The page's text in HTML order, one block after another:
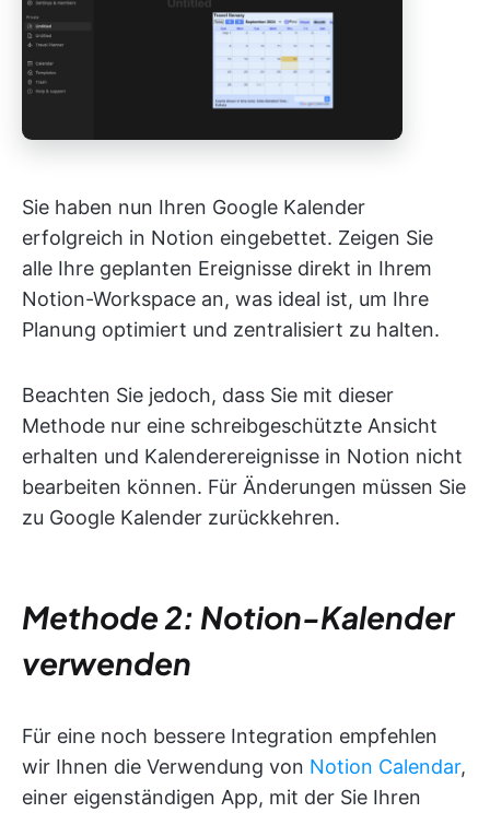
Sie haben nun Ihren Google Kalender
erfolgreich in Notion eingebettet. Zeigen Sie
alle Ihre geplanten Ereignisse direkt in Ihrem
Notion-Workspace an, was ideal ist, um Ihre
Planung optimiert und zentralisiert zu halten.
Beachten Sie jedoch, dass Sie mit dieser
Methode nur eine schreibgeschützte Ansicht
erhalten und Kalenderereignisse in Notion nicht
bearbeiten können. Für Änderungen müssen Sie
zu Google Kalender zurückkehren.
Methode 2: Notion-Kalender
verwenden
Für eine noch bessere Integration empfehlen
wir Ihnen die Verwendung von Notion Calendar,
einer eigenständigen App, mit der Sie Ihren